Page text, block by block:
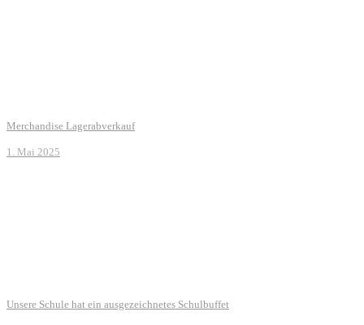
Merchandise Lagerabverkauf
1. Mai 2025
Unsere Schule hat ein ausgezeichnetes Schulbuffet